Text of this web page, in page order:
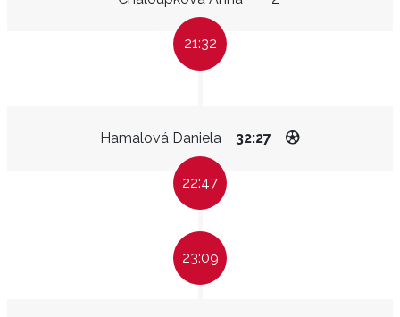
21:32
Hamalová Daniela 32:27
22:47
23:09